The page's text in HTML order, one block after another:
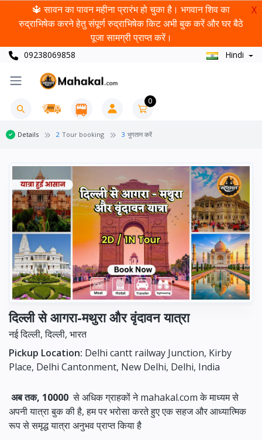
🔱 सावन का पावन महीना प्रारंभ हो चुका है। भगवान शिव का
रुद्राभिषेक करने हेतु संपूर्ण रुद्राभिषेक किट अभी बुक करें और घर बैठे
पूजा सामग्री प्राप्त करें।
X
09238069858 Hindi
0
Details 2 Tour booking 3 भुगतान करें
दिल्ली से आगरा-मथुरा और वृंदावन यात्रा
नई दिल्ली, दिल्ली, भारत
Pickup Location: Delhi cantt railway Junction, Kirby
Place, Delhi Cantonment, New Delhi, Delhi, India
अब तक, 10000 से अधिक ग्राहकों ने mahakal.com के माध्यम से
अपनी यात्रा बुक की है, हम पर भरोसा करते हुए एक सहज और आध्यात्मिक
रूप से समृद्ध यात्रा अनुभव प्राप्त किया है